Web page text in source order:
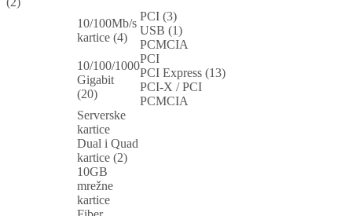
10/100Mb/s
kartice (4)
PCI (3)
USB (1)
PCMCIA
10/100/1000
Gigabit
(20)
PCI
PCI Express (13)
PCI-X / PCI
PCMCIA
Serverske
kartice
Dual i Quad
kartice (2)
10GB
mrežne
kartice